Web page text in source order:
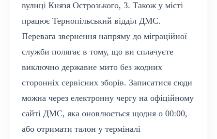
вулиці Князя Острозького, 3. Також у місті
працює Тернопільський відділ ДМС.
Перевага звернення напряму до міграційної
служби полягає в тому, що ви сплачуєте
виключно державне мито без жодних
сторонніх сервісних зборів. Записатися сюди
можна через електронну чергу на офіційному
сайті ДМС, яка оновлюється щодня о 00:00,
або отримати талон у терміналі